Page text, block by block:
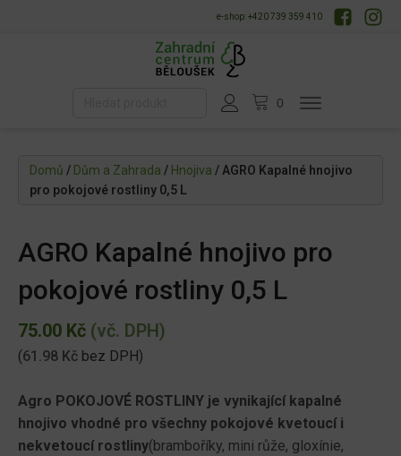
e-shop: +420 739 359 410
Domů / Dům a Zahrada / Hnojiva / AGRO Kapalné hnojivo
pro pokojové rostliny 0,5 L
AGRO Kapalné hnojivo pro
pokojové rostliny 0,5 L
75.00 Kč (vč. DPH)
(61.98 Kč bez DPH)
Agro POKOJOVÉ ROSTLINY je vynikající kapalné
hnojivo vhodné pro všechny pokojové kvetoucí i
nekvetoucí rostliny(bramboříky, mini růže, gloxínie,